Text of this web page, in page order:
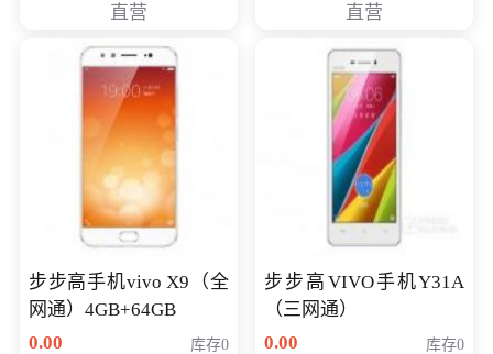
NV930-2G独
直营 直营
步步高手机vivo X9（全
网通）4GB+64GB
0.00
库存0
步步高VIVO手机Y31A
（三网通）
0.00
库存0